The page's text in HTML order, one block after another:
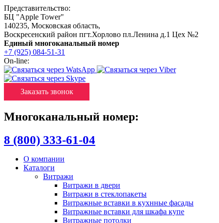
Представительство:
БЦ "Apple Tower"
140235, Московская область,
Воскресенский район пгт.Хорлово пл.Ленина д.1 Цех №2
Единый многоканальный номер
+7 (925) 084-51-31
On-line:
Заказать звонок
Многоканальный номер:
8 (800) 333-61-04
О компании
Каталоги
Витражи
Витражи в двери
Витражи в стеклопакеты
Витражные вставки в кухнные фасады
Витражные вставки для шкафа купе
Витражные потолки